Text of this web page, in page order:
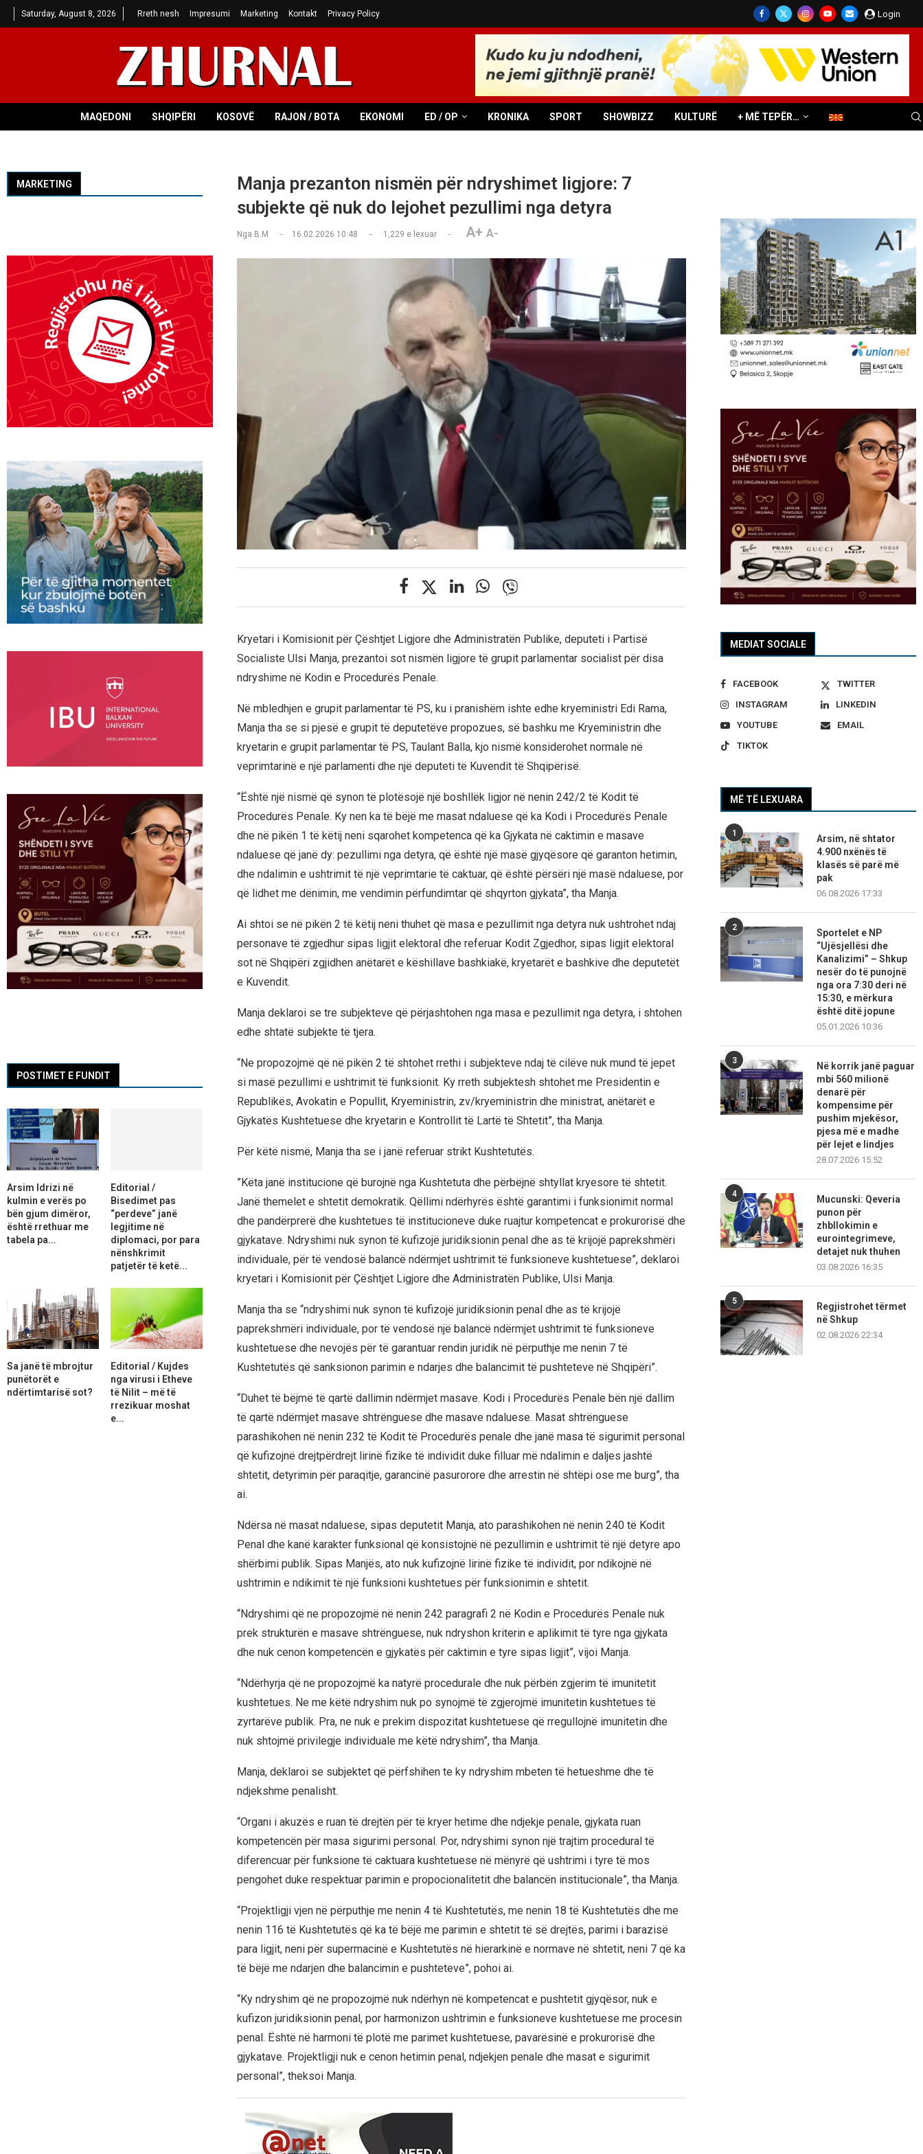
Saturday, August 8, 2026 Rreth nesh Impresumi Marketing Kontakt Privacy Policy Login
MAQEDONI SHQIPËRI KOSOVË RAJON / BOTA EKONOMI ED / OP KRONIKA SPORT SHOWBIZZ KULTURË + MË TEPËR…
Manja prezanton nismën për ndryshimet ligjore: 7
subjekte që nuk do lejohet pezullimi nga detyra
Nga B.M 16.02.2026 10:48 1,229 e lexuar A+ A-
Kryetari i Komisionit për Çështjet Ligjore dhe Administratën Publike, deputeti i Partisë
Socialiste Ulsi Manja, prezantoi sot nismën ligjore të grupit parlamentar socialist për disa
ndryshime në Kodin e Procedurës Penale.
Në mbledhjen e grupit parlamentar të PS, ku i pranishëm ishte edhe kryeministri Edi Rama,
Manja tha se si pjesë e grupit të deputetëve propozues, së bashku me Kryeministrin dhe
kryetarin e grupit parlamentar të PS, Taulant Balla, kjo nismë konsiderohet normale në
veprimtarinë e një parlamenti dhe një deputeti të Kuvendit të Shqipërisë.
“Është një nismë që synon të plotësojë një boshllëk ligjor në nenin 242/2 të Kodit të
Procedurës Penale. Ky nen ka të bëjë me masat ndaluese që ka Kodi i Procedurës Penale
dhe në pikën 1 të këtij neni sqarohet kompetenca që ka Gjykata në caktimin e masave
ndaluese që janë dy: pezullimi nga detyra, që është një masë gjyqësore që garanton hetimin,
dhe ndalimin e ushtrimit të një veprimtarie të caktuar, që është përsëri një masë ndaluese, por
që lidhet me dënimin, me vendimin përfundimtar që shqyrton gjykata”, tha Manja.
Ai shtoi se në pikën 2 të këtij neni thuhet që masa e pezullimit nga detyra nuk ushtrohet ndaj
personave të zgjedhur sipas ligjit elektoral dhe referuar Kodit Zgjedhor, sipas ligjit elektoral
sot në Shqipëri zgjidhen anëtarët e këshillave bashkiakë, kryetarët e bashkive dhe deputetët
e Kuvendit.
Manja deklaroi se tre subjekteve që përjashtohen nga masa e pezullimit nga detyra, i shtohen
edhe shtatë subjekte të tjera.
“Ne propozojmë që në pikën 2 të shtohet rrethi i subjekteve ndaj të cilëve nuk mund të jepet
si masë pezullimi e ushtrimit të funksionit. Ky rreth subjektesh shtohet me Presidentin e
Republikës, Avokatin e Popullit, Kryeministrin, zv/kryeministrin dhe ministrat, anëtarët e
Gjykatës Kushtetuese dhe kryetarin e Kontrollit të Lartë të Shtetit”, tha Manja.
Për këtë nismë, Manja tha se i janë referuar strikt Kushtetutës.
”Këta janë institucione që burojnë nga Kushtetuta dhe përbëjnë shtyllat kryesore të shtetit.
Janë themelet e shtetit demokratik. Qëllimi ndërhyrës është garantimi i funksionimit normal
dhe pandërprerë dhe kushtetues të institucioneve duke ruajtur kompetencat e prokurorisë dhe
gjykatave. Ndryshimi nuk synon të kufizojë juridiksionin penal dhe as të krijojë paprekshmëri
individuale, për të vendosë balancë ndërmjet ushtrimit të funksioneve kushtetuese”, deklaroi
kryetari i Komisionit për Çështjet Ligjore dhe Administratën Publike, Ulsi Manja.
Manja tha se “ndryshimi nuk synon të kufizojë juridiksionin penal dhe as të krijojë
paprekshmëri individuale, por të vendosë një balancë ndërmjet ushtrimit të funksioneve
kushtetuese dhe nevojës për të garantuar rendin juridik në përputhje me nenin 7 të
Kushtetutës që sanksionon parimin e ndarjes dhe balancimit të pushteteve në Shqipëri”.
“Duhet të bëjmë të qartë dallimin ndërmjet masave. Kodi i Procedurës Penale bën një dallim
të qartë ndërmjet masave shtrënguese dhe masave ndaluese. Masat shtrënguese
parashikohen në nenin 232 të Kodit të Procedurës penale dhe janë masa të sigurimit personal
që kufizojnë drejtpërdrejt lirinë fizike të individit duke filluar më ndalimin e daljes jashtë
shtetit, detyrimin për paraqitje, garancinë pasurorore dhe arrestin në shtëpi ose me burg”, tha
ai.
Ndërsa në masat ndaluese, sipas deputetit Manja, ato parashikohen në nenin 240 të Kodit
Penal dhe kanë karakter funksional që konsistojnë në pezullimin e ushtrimit të një detyre apo
shërbimi publik. Sipas Manjës, ato nuk kufizojnë lirinë fizike të individit, por ndikojnë në
ushtrimin e ndikimit të një funksioni kushtetues për funksionimin e shtetit.
“Ndryshimi që ne propozojmë në nenin 242 paragrafi 2 në Kodin e Procedurës Penale nuk
prek strukturën e masave shtrënguese, nuk ndryshon kriterin e aplikimit të tyre nga gjykata
dhe nuk cenon kompetencën e gjykatës për caktimin e tyre sipas ligjit”, vijoi Manja.
“Ndërhyrja që ne propozojmë ka natyrë procedurale dhe nuk përbën zgjerim të imunitetit
kushtetues. Ne me këtë ndryshim nuk po synojmë të zgjerojmë imunitetin kushtetues të
zyrtarëve publik. Pra, ne nuk e prekim dispozitat kushtetuese që rregullojnë imunitetin dhe
nuk shtojmë privilegje individuale me këtë ndryshim”, tha Manja.
Manja, deklaroi se subjektet që përfshihen te ky ndryshim mbeten të hetueshme dhe të
ndjekshme penalisht.
“Organi i akuzës e ruan të drejtën për të kryer hetime dhe ndjekje penale, gjykata ruan
kompetencën për masa sigurimi personal. Por, ndryshimi synon një trajtim procedural të
diferencuar për funksione të caktuara kushtetuese në mënyrë që ushtrimi i tyre të mos
pengohet duke respektuar parimin e propocionalitetit dhe balancën institucionale”, tha Manja.
“Projektligji vjen në përputhje me nenin 4 të Kushtetutës, me nenin 18 të Kushtetutës dhe me
nenin 116 të Kushtetutës që ka të bëjë me parimin e shtetit të së drejtës, parimi i barazisë
para ligjit, neni për supermacinë e Kushtetutës në hierarkinë e normave në shtetit, neni 7 që ka
të bëjë me ndarjen dhe balancimin e pushteteve”, pohoi ai.
“Ky ndryshim që ne propozojmë nuk ndërhyn në kompetencat e pushtetit gjyqësor, nuk e
kufizon juridiksionin penal, por harmonizon ushtrimin e funksioneve kushtetuese me procesin
penal. Është në harmoni të plotë me parimet kushtetuese, pavarësinë e prokurorisë dhe
gjykatave. Projektligji nuk e cenon hetimin penal, ndjekjen penale dhe masat e sigurimit
personal”, theksoi Manja.
MEDIAT SOCIALE
FACEBOOK
TWITTER
INSTAGRAM
LINKEDIN
YOUTUBE
EMAIL
TIKTOK
MË TË LEXUARA
1
Arsim, në shtator
4.900 nxënës të
klasës së parë më
pak
06.08.2026 17:33
2
Sportelet e NP
“Ujësjellësi dhe
Kanalizimi” – Shkup
nesër do të punojnë
nga ora 7:30 deri në
15:30, e mërkura
është ditë jopune
05.01.2026 10:36
3
Në korrik janë paguar
mbi 560 milionë
denarë për
kompensime për
pushim mjekësor,
pjesa më e madhe
për lejet e lindjes
28.07.2026 15:52
4
Mucunski: Qeveria
punon për
zhbllokimin e
eurointegrimeve,
detajet nuk thuhen
03.08.2026 16:35
5
Regjistrohet tërmet
në Shkup
02.08.2026 22:34
MARKETING
POSTIMET E FUNDIT
Arsim Idrizi në
kulmin e verës po
bën gjum dimëror,
është rrethuar me
tabela pa...
Editorial /
Bisedimet pas
“perdeve” janë
legjitime në
diplomaci, por para
nënshkrimit
patjetër të ketë...
Sa janë të mbrojtur
punëtorët e
ndërtimtarisë sot?
Editorial / Kujdes
nga virusi i Etheve
të Nilit – më të
rrezikuar moshat
e...